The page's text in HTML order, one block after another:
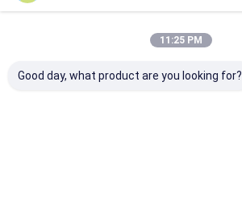
Ritssluitings Plastic Zakken
Onze Categorieën
11:25 PM
Good day, what product are you looking for?